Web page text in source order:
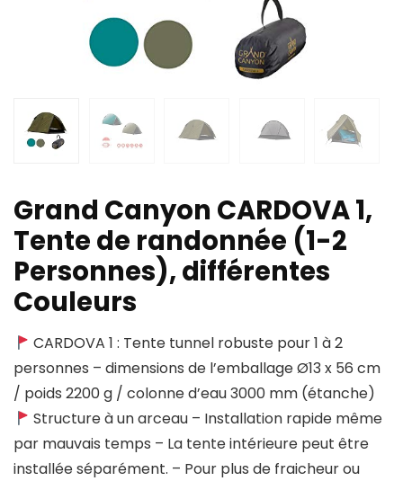
Grand Canyon CARDOVA 1,
Tente de randonnée (1-2
Personnes), différentes
Couleurs
CARDOVA 1 : Tente tunnel robuste pour 1 à 2
personnes – dimensions de l’emballage Ø13 x 56 cm
/ poids 2200 g / colonne d’eau 3000 mm (étanche)
Structure à un arceau – Installation rapide même
par mauvais temps – La tente intérieure peut être
installée séparément. – Pour plus de fraicheur ou